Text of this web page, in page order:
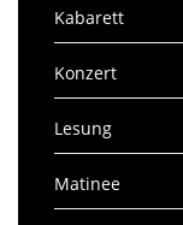
Kabarett
Konzert
Lesung
Matinee